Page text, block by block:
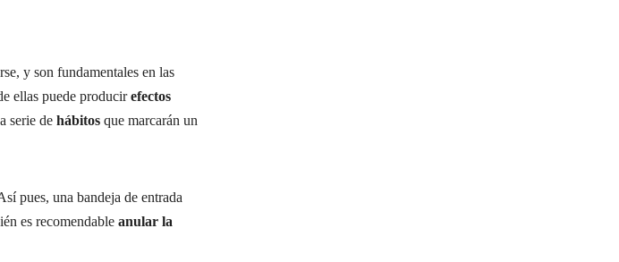
y son fundamentales en las
ellas puede producirefectos
serie de hábitos que marcarán un
pues, una bandeja de entrada
es recomendable anular la